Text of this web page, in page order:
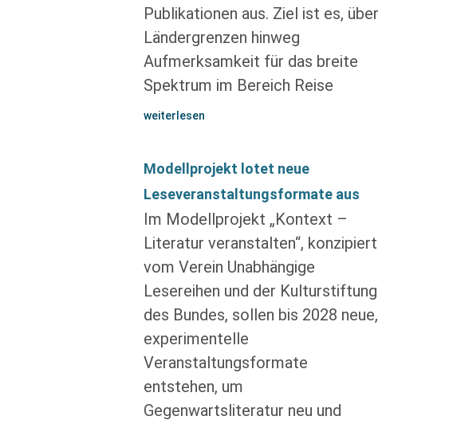
Publikationen aus. Ziel ist es, über
Ländergrenzen hinweg
Aufmerksamkeit für das breite
Spektrum im Bereich Reise
weiterlesen
Modellprojekt lotet neue
Leseveranstaltungsformate aus
Im Modellprojekt „Kontext –
Literatur veranstalten“, konzipiert
vom Verein Unabhängige
Lesereihen und der Kulturstiftung
des Bundes, sollen bis 2028 neue,
experimentelle
Veranstaltungsformate
entstehen, um
Gegenwartsliteratur neu und